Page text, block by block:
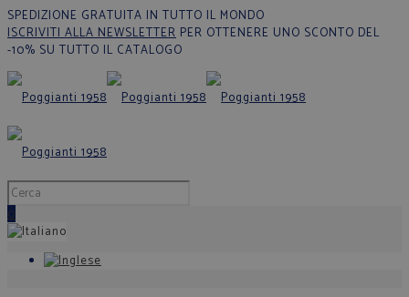
SPEDIZIONE GRATUITA IN TUTTO IL MONDO
ISCRIVITI ALLA NEWSLETTER PER OTTENERE UNO SCONTO DEL
-10% SU TUTTO IL CATALOGO
0